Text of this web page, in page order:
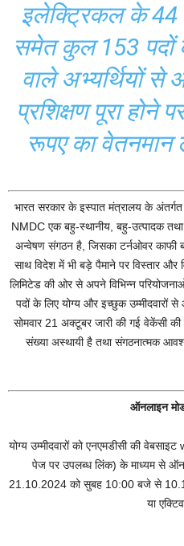
इलेक्ट्रिकल के
समेत कुल 153 पदों
वाले अभ्यर्थियों से
प्रशिक्षण पूरा होने
रूपए का वेतनमान
भारत सरकार के इस्पात मंत्रालय के
NMDC एक बहु-स्थानीय, बहु-उत्पादक
अन्वेषण संगठन है, जिसका टर्नओवर काफी
साथ विदेश में भी बड़े पैमाने पर विस्तार और
लिमिटेड की ओर से अपने विभिन्न
पदों के लिए योग्य और इच्छुक
सोमवार 21 अक्टूबर जारी की गई वेकेंसी
संख्या अस्थायी है तथा संगठनात्मक
ऑनलाइन
योग्य उम्मीदवारों को एनएमडीसी की
पेज पर उपलब्ध लिंक) के माध्यम से
21.10.2024 को सुबह 10:00 बजे से
या